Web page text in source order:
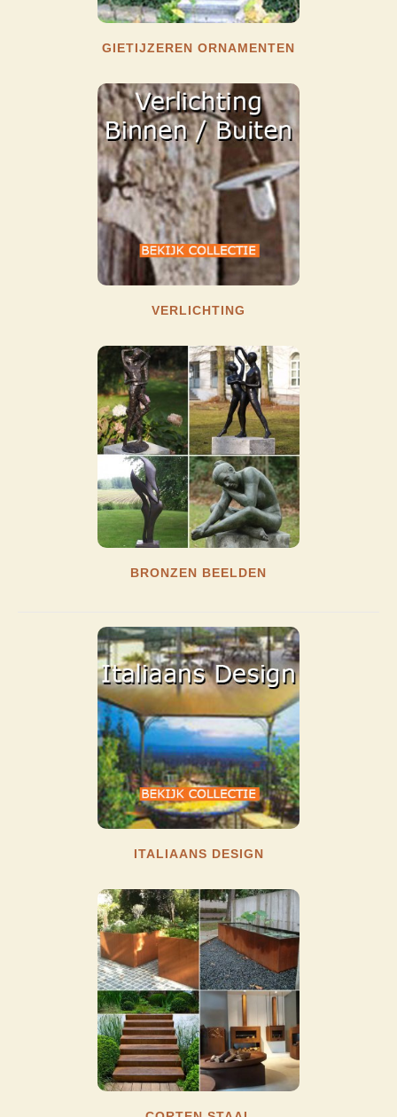
GIETIJZEREN ORNAMENTEN
VERLICHTING
BRONZEN BEELDEN
ITALIAANS DESIGN